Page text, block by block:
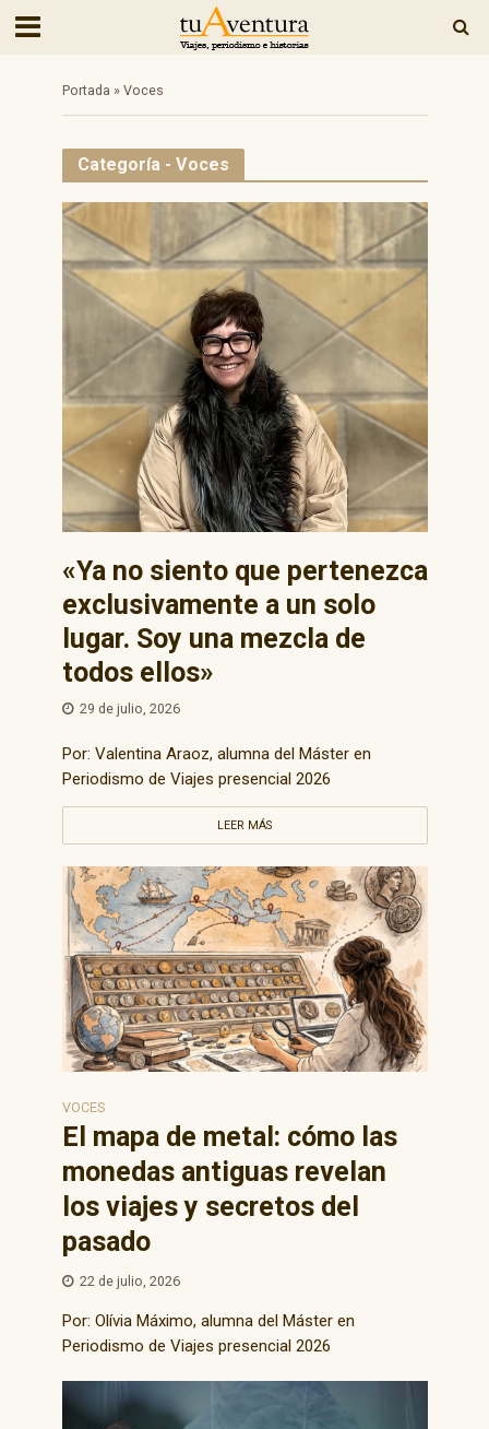
Portada » Voces
Categoría - Voces
«Ya no siento que pertenezca
exclusivamente a un solo
lugar. Soy una mezcla de
todos ellos»
29 de julio, 2026
Por: Valentina Araoz, alumna del Máster en
Periodismo de Viajes presencial 2026
LEER MÁS
VOCES
El mapa de metal: cómo las
monedas antiguas revelan
los viajes y secretos del
pasado
22 de julio, 2026
Por: Olívia Máximo, alumna del Máster en
Periodismo de Viajes presencial 2026